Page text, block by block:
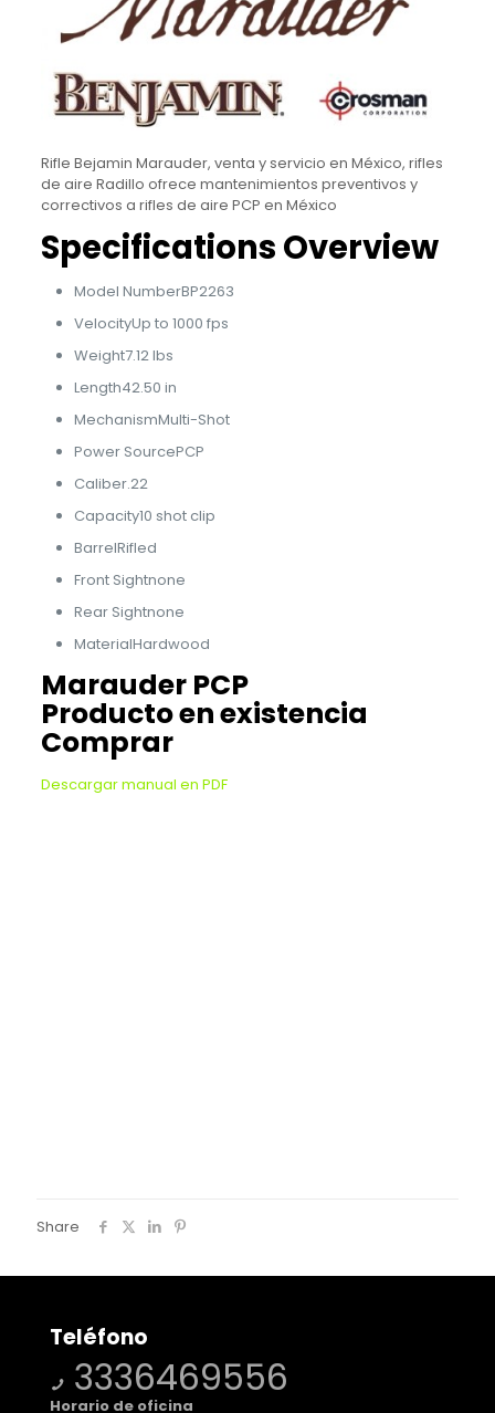
Rifle Bejamin Marauder, venta y servicio en México, rifles
de aire Radillo ofrece mantenimientos preventivos y
correctivos a rifles de aire PCP en México
Specifications Overview
Model NumberBP2263
VelocityUp to 1000 fps
Weight7.12 lbs
Length42.50 in
MechanismMulti-Shot
Power SourcePCP
Caliber.22
Capacity10 shot clip
BarrelRifled
Front Sightnone
Rear Sightnone
MaterialHardwood
Marauder PCP
Producto en existencia
Comprar
Descargar manual en PDF
Share
Teléfono
3336469556
Horario de oficina